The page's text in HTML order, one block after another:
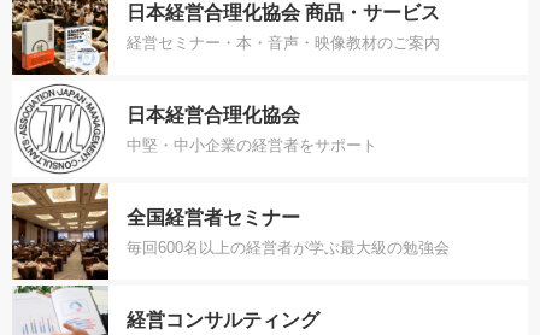
日本経営合理化協会 商品・サービス
経営セミナー・本・音声・映像教材のご案内
日本経営合理化協会
中堅・中小企業の経営者をサポート
全国経営者セミナー
毎回600名以上の経営者が学ぶ最大級の勉強会
経営コンサルティング